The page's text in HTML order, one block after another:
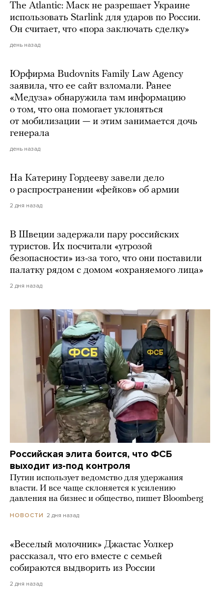
The Atlantic: Маск не разрешает Украине
использовать Starlink для ударов по России.
Он считает, что «пора заключать сделку»
день назад
Юрфирма Budovnits Family Law Agency
заявила, что ее сайт взломали. Ранее
«Медуза» обнаружила там информацию
о том, что она помогает уклоняться
от мобилизации — и этим занимается дочь
генерала
день назад
На Катерину Гордееву завели дело
о распространении «фейков» об армии
2 дня назад
В Швеции задержали пару российских
туристов. Их посчитали «угрозой
безопасности» из-за того, что они поставили
палатку рядом с домом «охраняемого лица»
2 дня назад
Российская элита боится, что ФСБ
выходит из-под контроля
Путин использует ведомство для удержания
власти. И все чаще склоняется к усилению
давления на бизнес и общество, пишет Bloomberg
НОВОСТИ 2 дня назад
«Веселый молочник» Джастас Уолкер
рассказал, что его вместе с семьей
собираются выдворить из России
2 дня назад